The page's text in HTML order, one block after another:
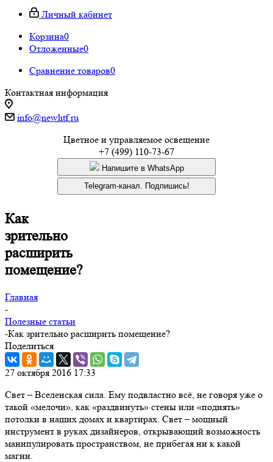
Личный кабинет
Корзина0
Отложенные0
Сравнение товаров0
Контактная информация
info@newhtf.ru
Цветное и управляемое освещение
+7 (499) 110-73-67
Напишите в WhatsApp
Telegram-канал. Подпишись!
Как
зрительно
расширить
помещение?
Главная
-
Полезные статьи
-Как зрительно расширить помещение?
Поделиться
27 октября 2016 17:33
Свет – Вселенская сила. Ему подвластно всё, не говоря уже о
такой «мелочи», как «раздвинуть» стены или «поднять»
потолки в наших домах и квартирах. Свет – мощный
инструмент в руках дизайнеров, открывающий возможность
манипулировать пространством, не прибегая ни к какой
магии.